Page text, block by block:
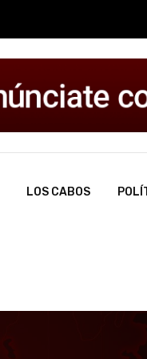
LOS CABOS